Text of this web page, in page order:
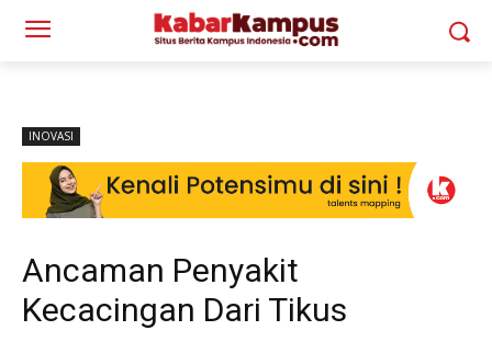
INOVASI
Ancaman Penyakit
Kecacingan Dari Tikus